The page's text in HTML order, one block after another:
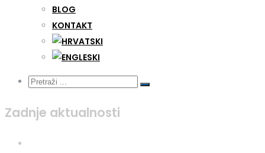
BLOG
KONTAKT
Zadnje aktualnosti